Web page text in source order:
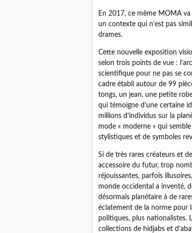
En 2017, ce même MOMA
un contexte qui n’est pas
drames.
Cette nouvelle exposition
selon trois points de vue :
scientifique pour ne pas se
cadre établi autour de 99
tongs, un jean, une petite
qui témoigne d’une certaine
millions d’individus sur la
mode « moderne » qui
stylistiques et de symboles
Si de très rares créateurs et
accessoire du futur, trop
réjouissantes, parfois
monde occidental a inventé,
désormais planétaire à de
éclatement de la norme pour
politiques, plus nationalistes.
collections de hidjabs et